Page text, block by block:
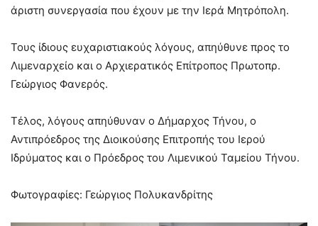
άριστη συνεργασία που έχουν με την Ιερά Μητρόπολη.
Τους ίδιους ευχαριστιακούς λόγους, απηύθυνε προς το
Λιμεναρχείο και ο Αρχιερατικός Επίτροπος Πρωτοπρ.
Γεώργιος Φανερός.
Τέλος, λόγους απηύθυναν ο Δήμαρχος Τήνου, ο
Αντιπρόεδρος της Διοικούσης Επιτροπής του Ιερού
Ιδρύματος και ο Πρόεδρος του Λιμενικού Ταμείου Τήνου.
Φωτογραφίες: Γεώργιος Πολυκανδρίτης